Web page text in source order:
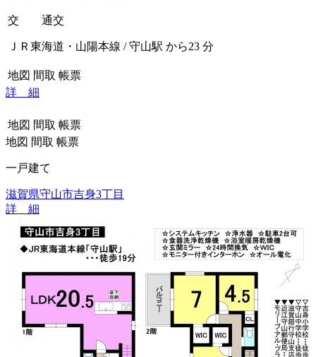
交 通交
ＪＲ東海道・山陽本線 / 守山駅 から23 分
地図 間取 帳票
詳 細
地図 間取 帳票
地図 間取 帳票
一戸建て
滋賀県守山市吉身3丁目
詳 細